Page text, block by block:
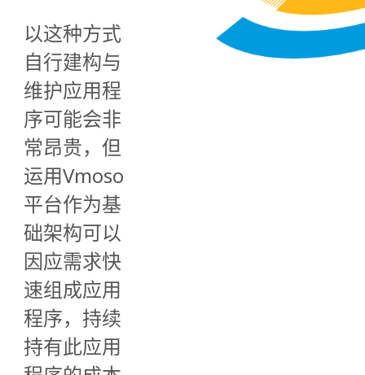
以这种方式
自行建构与
维护应用程
序可能会非
常昂贵，但
运用Vmoso
平台作为基
础架构可以
因应需求快
速组成应用
程序，持续
持有此应用